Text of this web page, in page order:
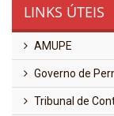
LINKS ÚTEIS
AMUPE
Governo de
Tribunal de